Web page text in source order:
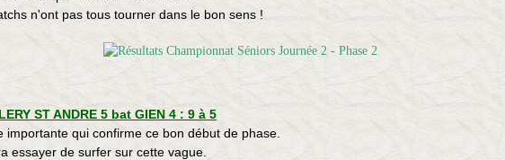
n'ont pas tous tourner dans le bon sens !
ST ANDRE 5 bat GIEN 4 : 9 à 5
importante qui confirme ce bon début de phase.
essayer de surfer sur cette vague.